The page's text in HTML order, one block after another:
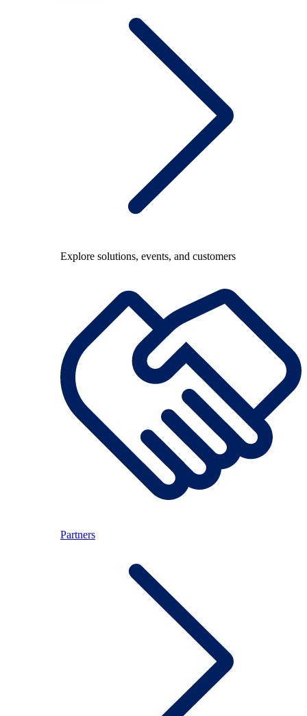
Explore solutions, events, and customers
Partners